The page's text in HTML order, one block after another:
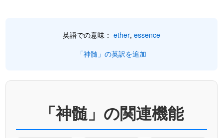
英語での意味： ether, essence
「神髄」の英訳を追加
「神髄」の関連機能